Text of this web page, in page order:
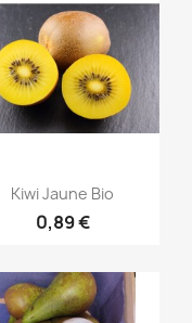
Aperçu rapide
Kiwi Jaune Bio
0,89 €